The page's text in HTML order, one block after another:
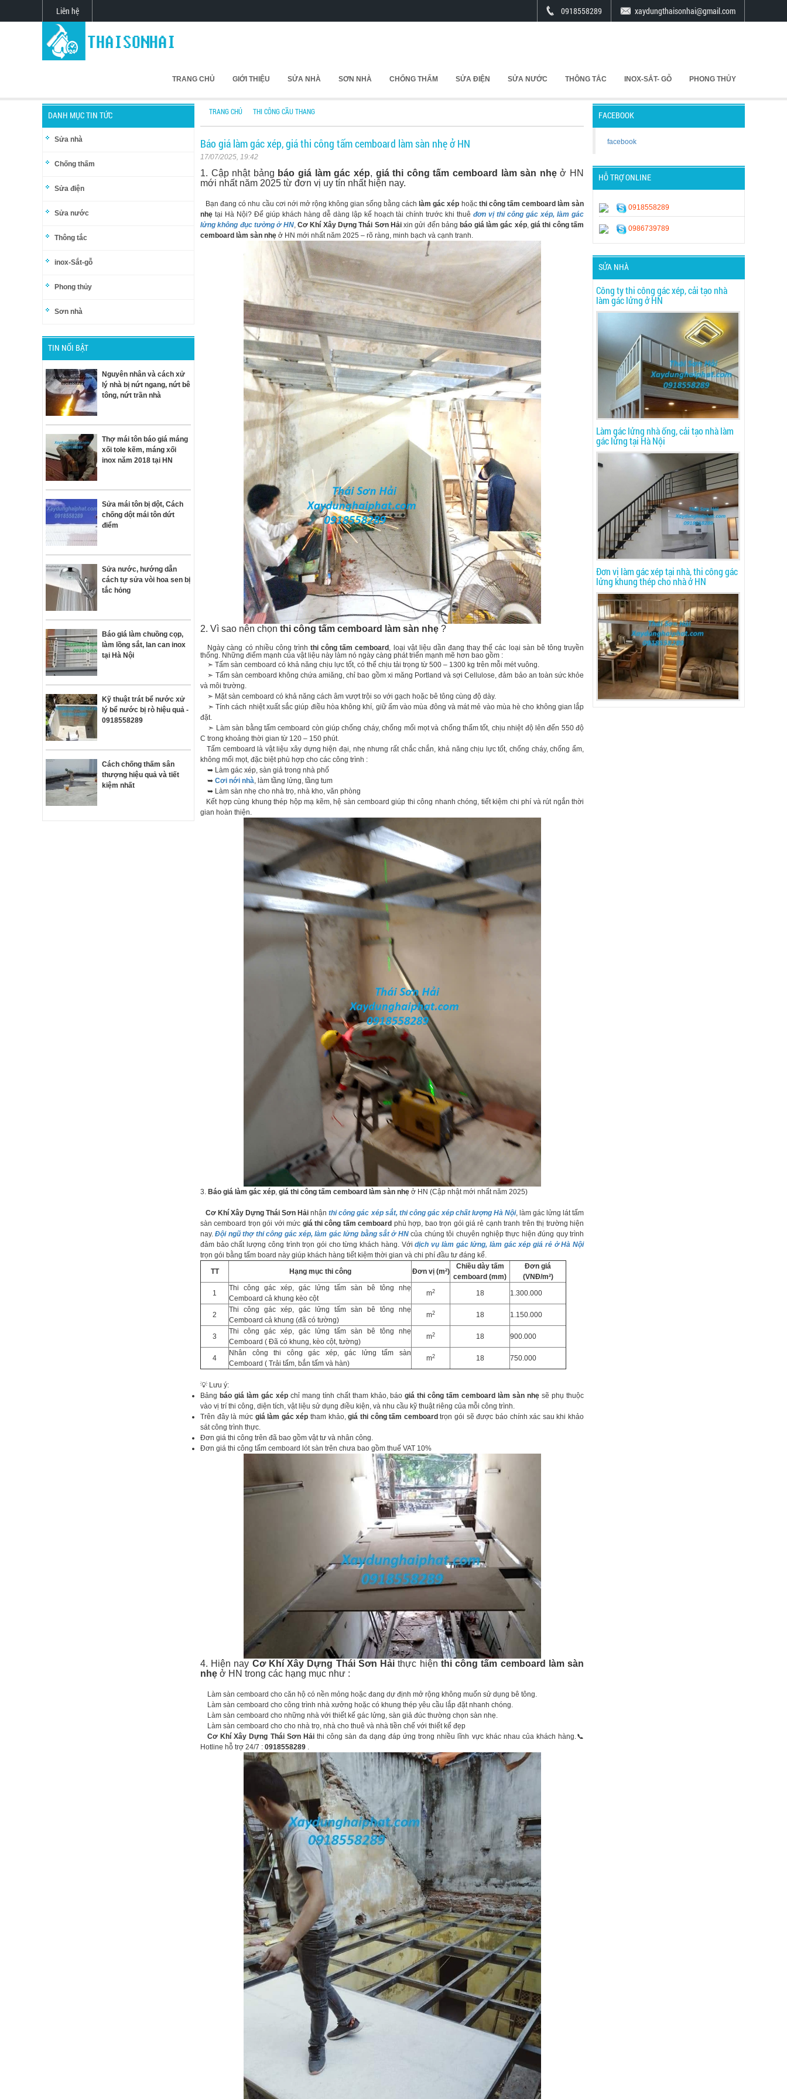
Liên hệ xaydungthaisonhai@gmail.com
0918558289
TRANG CHỦ GIỚI THIỆU SỬA NHÀ SƠN NHÀ CHỐNG THẤM SỬA ĐIỆN SỬA NƯỚC THÔNG TẮC INOX-SẮT- GỖ PHONG THỦY
DANH MỤC TIN TỨC
Sửa nhà
Chống thấm
Sửa điện
Sửa nước
Thông tắc
inox-Sắt-gỗ
Phong thủy
Sơn nhà
TIN NỔI BẬT
Nguyên nhân và cách xử
lý nhà bị nứt ngang, nứt bê
tông, nứt trần nhà
Thợ mái tôn báo giá máng
xối tole kẽm, máng xối
inox năm 2018 tại HN
Sửa mái tôn bị dột, Cách
chống dột mái tôn dứt
điểm
Sửa nước, hướng dẫn
cách tự sửa vòi hoa sen bị
tắc hỏng
Báo giá làm chuồng cọp,
làm lồng sắt, lan can inox
tại Hà Nội
Kỹ thuật trát bể nước xử
lý bể nước bị rò hiệu quả -
0918558289
Cách chống thấm sân
thượng hiệu quả và tiết
kiệm nhất
TRANG CHỦ THI CÔNG CẦU THANG
Báo giá làm gác xép, giá thi công tấm cemboard làm sàn nhẹ ở HN
17/07/2025, 19:42
1. Cập nhật bảng báo giá làm gác xép, giá thi công tấm cemboard làm sàn nhẹở HN
mới nhất năm 2025 từ đơn vị uy tín nhất hiện nay.
Bạn đang có nhu cầu cơi nới mở rộng không gian sống bằng cách làm gác xép hoặc thi công tấm cemboard làm sàn
nhẹ tại Hà Nội? Để giúp khách hàng dễ dàng lập kế hoạch tài chính trước khi thuêđơn vị thi công gác xép, làm gác
lửng không đục tường ở HN, Cơ Khí Xây Dựng Thái Sơn Hảixin gửi đến bảng báo giá làm gác xép,giá thi công tấm
cemboard làm sàn nhẹ ở HN mới nhất năm 2025 – rõ ràng, minh bạch và cạnh tranh.
2. Vì sao nên chọn thi công tấm cemboard làm sàn nhẹ ?
Ngày càng có nhiều công trìnhthi công tấm cemboard , loại vật liệu dần đang thay thế các loại sàn bê tông truyền
thống. Những điểm mạnh của vật liệu này làm nó ngày càng phát triển mạnh mẽ hơn bao gồm :
➣ Tấm sàn cemboard có khả năng chịu lực tốt, có thể chịu tải trọng từ 500 – 1300 kg trên mỗi mét vuông.
➣ Tấm sàn cemboard không chứa amiăng, chỉ bao gồm xi măng Portland và sợi Cellulose, đảm bảo an toàn sức khỏe
và môi trường.
➣ Mặt sàn cemboard có khả năng cách âm vượt trội so với gạch hoặc bê tông cùng độ dày.
➣ Tính cách nhiệt xuất sắc giúp điều hòa không khí, giữ ấm vào mùa đông và mát mẻ vào mùa hè cho không gian lắp
đặt.
➣ Làm sàn bằng tấm cemboard còn giúp chống cháy, chống mối mọt và chống thấm tốt, chịu nhiệt độ lên đến 550 độ
C trong khoảng thời gian từ 120 – 150 phút.
Tấm cemboard là vật liệu xây dựng hiện đại, nhẹ nhưng rất chắc chắn, khả năng chịu lực tốt, chống cháy, chống ẩm,
không mối mọt, đặc biệt phù hợp cho các công trình :
➥ Làm gác xép, sàn giả trong nhà phố
➥ Cơi nới nhà, làm tầng lửng, tầng tum
➥ Làm sàn nhẹ cho nhà trọ, nhà kho, văn phòng
Kết hợp cùng khung thép hộp mạ kẽm, hệ sàn cemboard giúp thi công nhanh chóng, tiết kiệm chi phí và rút ngắn thời
gian hoàn thiện.
3. Báo giá làm gác xép, giá thi công tấm cemboard làm sàn nhẹ ở HN (Cập nhật mới nhất năm 2025)
Cơ Khí Xây Dựng Thái Sơn Hải nhậnthi công gác xép sắt, thi công gác xép chất lượng Hà Nội, làm gác lửng lát tấm
sàn cemboard trọn gói với mức giá thi công tấm cemboard phù hợp, bao trọn gói giá rẻ cạnh tranh trên thị trường hiện
nay.Đội ngũ thợ thi công gác xép, làm gác lửng bằng sắt ở HNcủa chúng tôi chuyên nghiệp thực hiện đúng quy trình
đảm bảo chất lượng công trình trọn gói cho từng khách hàng. Vớidịch vụ làm gác lửng, làm gác xép giá rẻ ở Hà Nội
trọn gói bằng tấm board này giúp khách hàng tiết kiệm thời gian và chi phí đầu tư đáng kể.
TT
Hạng mục thi công Đơn vị (m²)
Chiều dày tấm
cemboard (mm)
Đơn giá
(VNĐ/m²)
1
Thi công gác xép, gác lửng tấm sàn bê tông nhẹ
Cemboard cả khung kèo cột
m2 18 1.300.000
2
Thi công gác xép, gác lửng tấm sàn bê tông nhẹ
Cemboard cả khung (đã có tường)
m2 18 1.150.000
3
Thi công gác xép, gác lửng tấm sàn bê tông nhẹ
Cemboard ( Đã có khung, kèo cột, tường)
m2 18 900.000
4
Nhân công thi công gác xép, gác lửng tấm sàn
Cemboard ( Trải tấm, bắn tấm và hàn)
m2 18 750.000
💡 Lưu ý:
Bảng báo giá làm gác xépchỉ mang tính chất tham khảo, báogiá thi công tấm cemboard làm sàn nhẹ sẽ phụ thuộc
vào vị trí thi công, diện tích, vật liệu sử dụng điều kiện, và nhu cầu kỹ thuật riêng của mỗi công trình.
Trên đây là mức giá làm gác xép tham khảo,giá thi công tấm cemboard trọn gói sẽ được báo chính xác sau khi khảo
sát công trình thực.
Đơn giá thi công trên đã bao gồm vật tư và nhân công.
Đơn giá thi công tấm cemboard lót sàn trên chưa bao gồm thuế VAT 10%
4. Hiện nay Cơ Khí Xây Dựng Thái Sơn Hải thực hiện thi công tấm cemboard làm sàn
nhẹ ở HN trong các hạng mục như :
Làm sàn cemboard cho căn hộ có nền mỏng hoặc đang dự định mở rộng không muốn sử dụng bê tông.
Làm sàn cemboard cho công trình nhà xưởng hoặc có khung thép yêu cầu lắp đặt nhanh chóng.
Làm sàn cemboard cho những nhà với thiết kế gác lửng, sàn giả đúc thường chọn sàn nhẹ.
Làm sàn cemboard cho cho nhà trọ, nhà cho thuê và nhà tiền chế với thiết kế đẹp
Cơ Khí Xây Dựng Thái Sơn Hảithi công sàn đa dạng đáp ứng trong nhiều lĩnh vực khác nhau của khách hàng.📞
Hotline hỗ trợ 24/7 : 0918558289 .
FACEBOOK
facebook
HỖ TRỢ ONLINE
0918558289
0986739789
SỬA NHÀ
Công ty thi công gác xép, cải tạo nhà
làm gác lửng ở HN
Làm gác lửng nhà ống, cải tạo nhà làm
gác lửng tại Hà Nội
Đơn vị làm gác xép tại nhà, thi công gác
lửng khung thép cho nhà ở HN